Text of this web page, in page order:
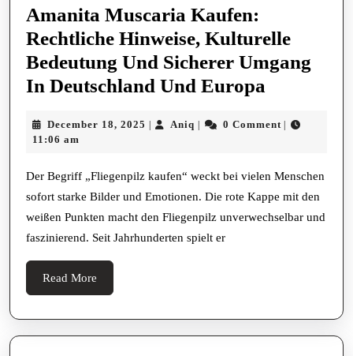
Amanita Muscaria Kaufen:
Rechtliche Hinweise, Kulturelle
Bedeutung Und Sicherer Umgang
In Deutschland Und Europa
Kaufen:
Hinweise,
Kulturelle
In
December 18, 2025 December
| Aniq Aniq
| 0 Comment |
11:06 am
Der Begriff „Fliegenpilz kaufen“ weckt bei vielen Menschen
sofort starke Bilder und Emotionen. Die rote Kappe mit den
weißen Punkten macht den Fliegenpilz unverwechselbar und
faszinierend. Seit Jahrhunderten spielt er
Read More
More